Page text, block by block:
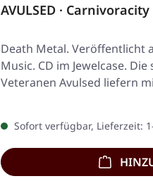
AVULSED ·
Death Metal. Veröffentlicht
Music. CD im Jewelcase.
Veteranen Avulsed liefern
Sofort verfügbar, Lieferzeit: